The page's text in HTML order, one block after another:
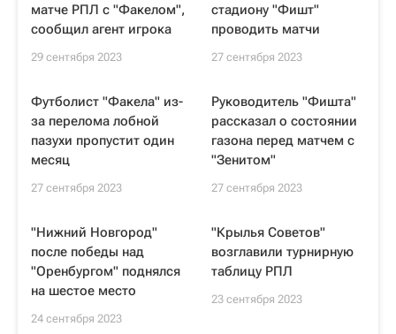
матче РПЛ с "Факелом",
сообщил агент игрока
29 сентября 2023
стадиону "Фишт"
проводить матчи
27 сентября 2023
Футболист "Факела" из-
за перелома лобной
пазухи пропустит один
месяц
27 сентября 2023
Руководитель "Фишта"
рассказал о состоянии
газона перед матчем с
"Зенитом"
27 сентября 2023
"Нижний Новгород"
после победы над
"Оренбургом" поднялся
на шестое место
24 сентября 2023
"Крылья Советов"
возглавили турнирную
таблицу РПЛ
23 сентября 2023